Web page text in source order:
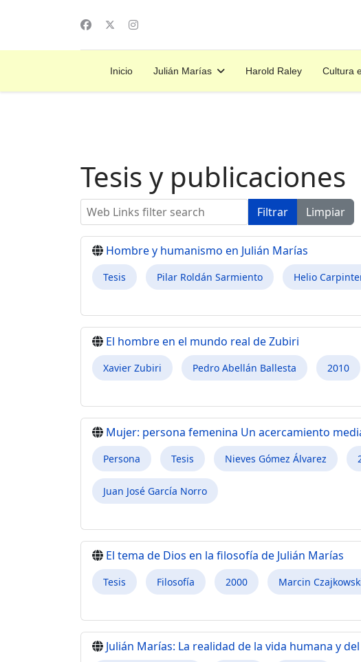
Inicio Julián Marías Harold Raley Cultura
Tesis y publicaciones
Web Links filter search Filtrar Limpiar
Hombre y humanismo en Julián Marías
Tesis Pilar Roldán Sarmiento Helio
El hombre en el mundo real de Zubiri
Xavier Zubiri Pedro Abellán Ballesta 2010
Mujer: persona femenina Un acercamiento
Persona Tesis Nieves Gómez Álvarez
Juan José García Norro
El tema de Dios en la filosofía de Julián Marías
Tesis Filosofía 2000 Marcin
Julián Marías: La realidad de la vida humana y